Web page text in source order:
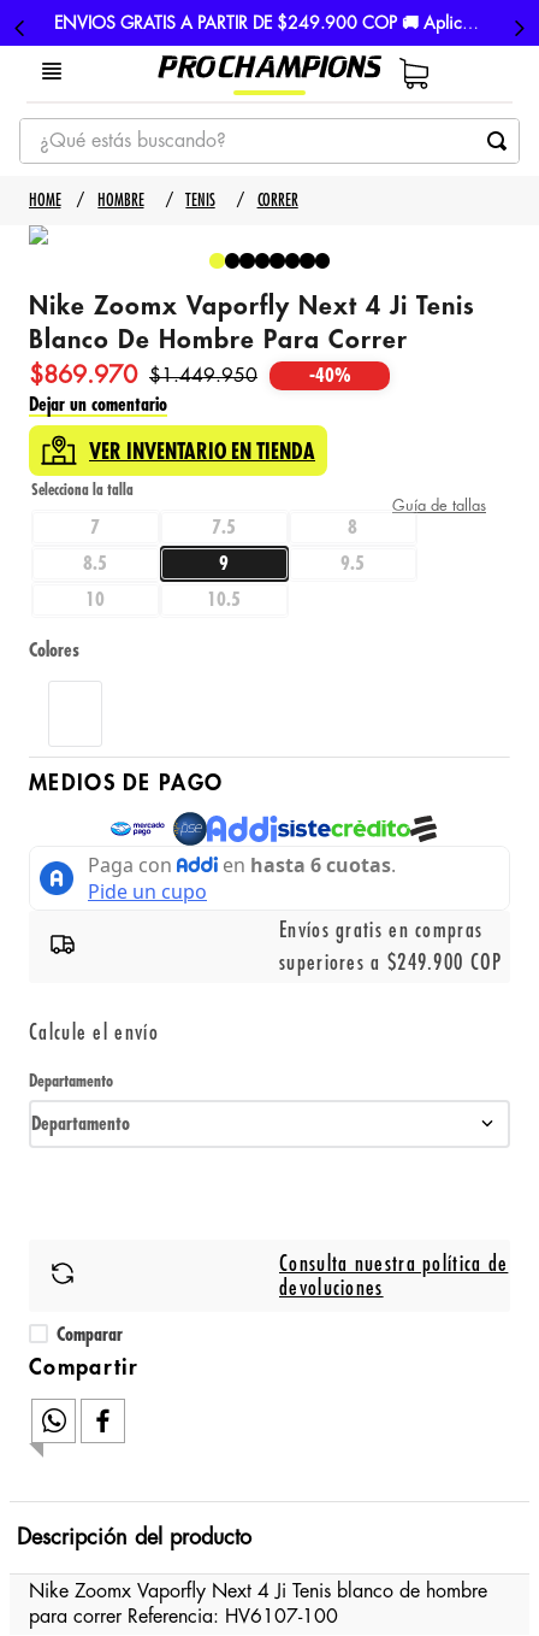
ENVIOS GRATIS A PARTIR DE $249.900 COP 🚚 Aplican TyC
¿Qué estás buscando?
TÉRMINOS MÁS BUSCADOS
1
3. nike
4 . guayos
5
HOMBRE TENIS CORRER
Nike Zoomx Vaporfly Next 4 Ji Tenis
Blanco De Hombre Para Correr
$869.970 $1.449.950 -40%
Dejar un comentario
VER INVENTARIO EN TIENDA
Guía de tallas
7 7.5
8
8.5
9
9.5
10
10.5
Colores
MEDIOS DE PAGO
Envíos gratis en compras
superiores a $249.900 COP
Calcule el envío
Departamento
Departamento
Consulta nuestra política de
devoluciones
Comparar
Descripción del producto
Nike Zoomx Vaporfly Next 4 Ji Tenis blanco de hombre
para correr Referencia: HV6107-100